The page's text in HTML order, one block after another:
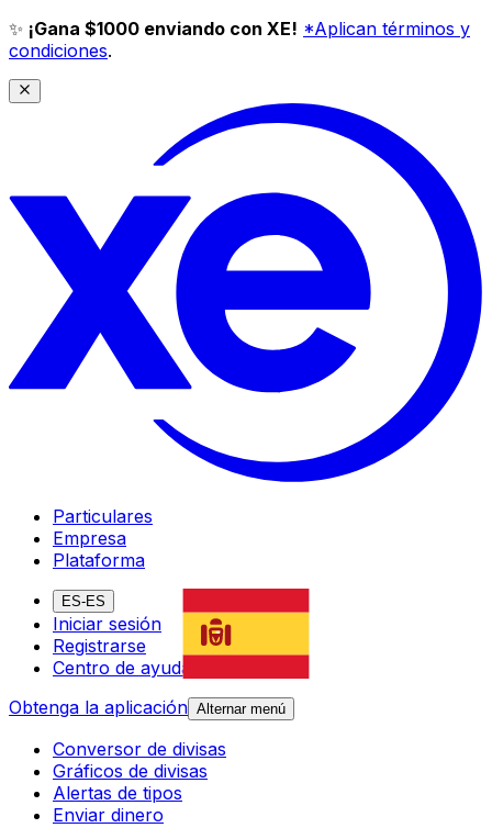
✨ ¡Gana $1000 enviando con XE! *Aplican términos y
condiciones.
Particulares
Empresa
Plataforma
ES-ES
Iniciar sesión
Registrarse
Centro de ayuda
Obtenga la aplicación Alternar menú
Conversor de divisas
Gráficos de divisas
Alertas de tipos
Enviar dinero